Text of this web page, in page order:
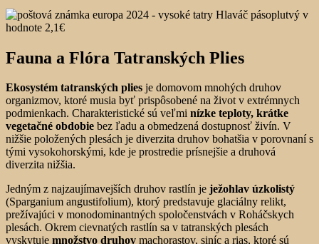
Fauna a Flóra Tatranských Plies
Ekosystém tatranských plies je domovom mnohých druhov
organizmov, ktoré musia byť prispôsobené na život v extrémnych
podmienkach. Charakteristické sú veľmi nízke teploty, krátke
vegetačné obdobie bez ľadu a obmedzená dostupnosť živín. V
nižšie položených plesách je diverzita druhov bohatšia v porovnaní s
tými vysokohorskými, kde je prostredie prísnejšie a druhová
diverzita nižšia.
Jedným z najzaujímavejších druhov rastlín je ježohlav úzkolistý
(Sparganium angustifolium), ktorý predstavuje glaciálny relikt,
prežívajúci v monodominantných spoločenstvách v Roháčskych
plesách. Okrem cievnatých rastlín sa v tatranských plesách
vyskytuje množstvo druhov machorastov, siníc a rias, ktoré sú